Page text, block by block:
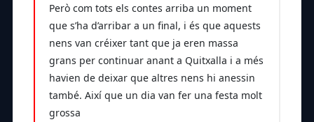
Però com tots els contes arriba un moment
que s’ha d’arribar a un final, i és que aquests
nens van créixer tant que ja eren massa
grans per continuar anant a Quitxalla i a més
havien de deixar que altres nens hi anessin
també. Així que un dia van fer una festa molt
grossa